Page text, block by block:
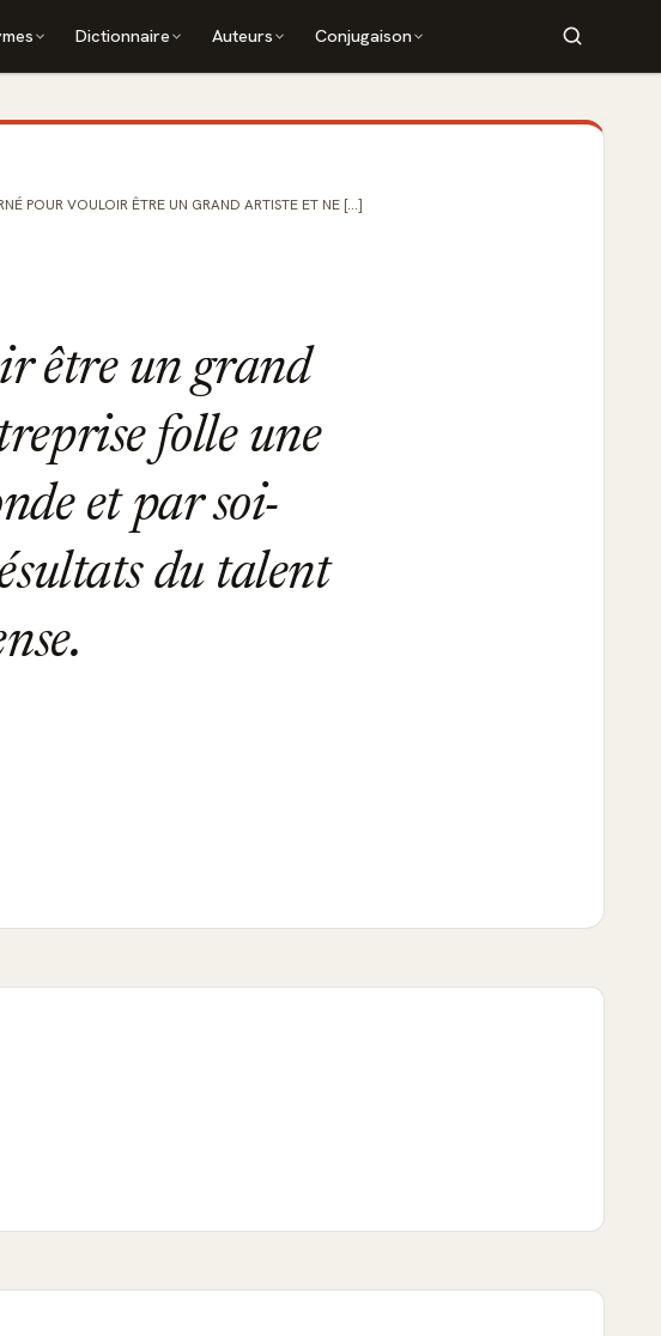
Dictionnaire Auteurs Conjugaison
POUR VOULOIR ÊTRE UN GRAND ARTISTE ET NE [...]
être un grand
folle une
et par soi-
du talent